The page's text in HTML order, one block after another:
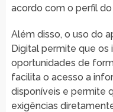
acordo com o perfil
Além disso, o uso do
Digital permite que os
oportunidades de
facilita o acesso a
disponíveis e permite
exigências